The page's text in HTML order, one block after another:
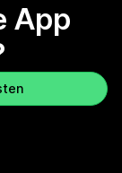
App